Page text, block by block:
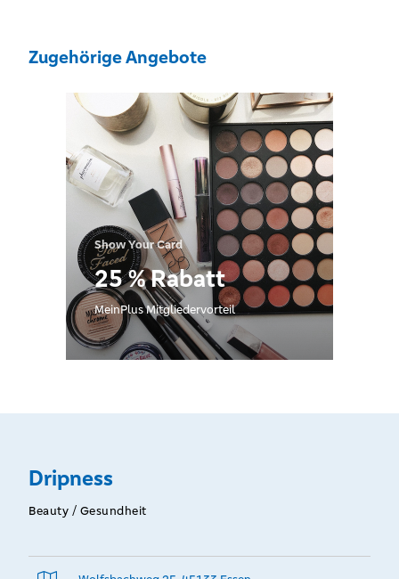
Zugehörige Angebote
Show Your Card
25 % Rabatt
MeinPlus Mitgliedervorteil
Dripness
Beauty / Gesundheit